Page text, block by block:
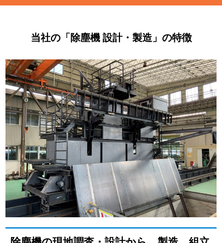
当社の「除塵機 設計・製造」の特徴